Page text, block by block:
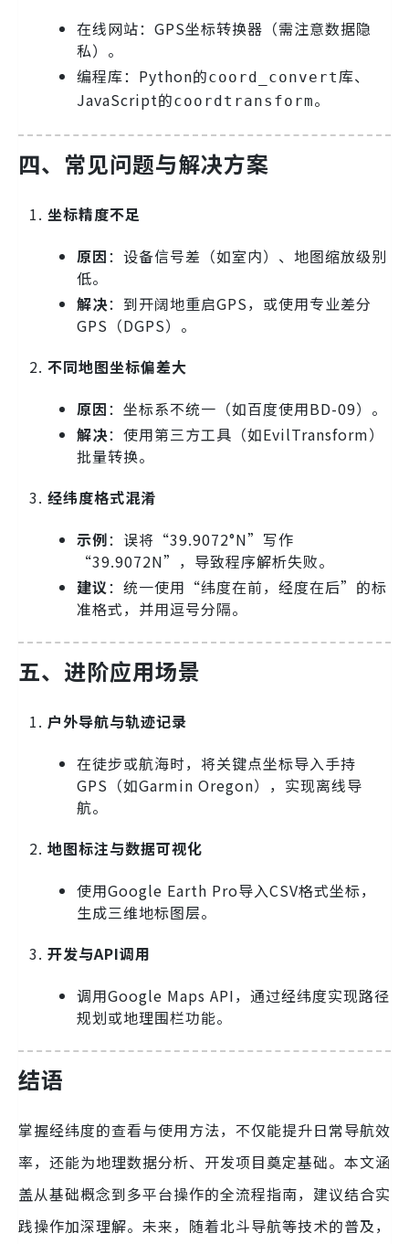
在线网站：GPS坐标转换器（需注意数据隐
私）。
编程库：Python的coord_convert 库、
JavaScript的coordtransform。
四、常见问题与解决方案
坐标精度不足
原因：设备信号差（如室内）、地图缩放级别
低。
解决：到开阔地重启GPS，或使用专业差分
GPS（DGPS）。
不同地图坐标偏差大
原因：坐标系不统一（如百度使用BD-09）。
解决：使用第三方工具（如EvilTransform）
批量转换。
经纬度格式混淆
示例：误将“39.9072°N”写作
“39.9072N”，导致程序解析失败。
建议：统一使用“纬度在前，经度在后”的标
准格式，并用逗号分隔。
五、进阶应用场景
户外导航与轨迹记录
在徒步或航海时，将关键点坐标导入手持
GPS（如Garmin Oregon），实现离线导
航。
地图标注与数据可视化
使用Google Earth Pro导入CSV格式坐标，
生成三维地标图层。
开发与API调用
调用Google Maps API，通过经纬度实现路径
规划或地理围栏功能。
结语
掌握经纬度的查看与使用方法，不仅能提升日常导航效
率，还能为地理数据分析、开发项目奠定基础。本文涵
盖从基础概念到多平台操作的全流程指南，建议结合实
践操作加深理解。未来，随着北斗导航等技术的普及，